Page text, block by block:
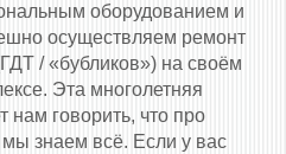
оборудованием и
осуществляем ремонт
/ «бубликов») на своём
Эта многолетняя
нам говорить, что про
знаем всё. Если у вас